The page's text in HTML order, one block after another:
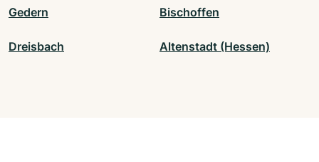
Gedern Bischoffen
Dreisbach Altenstadt (Hessen)